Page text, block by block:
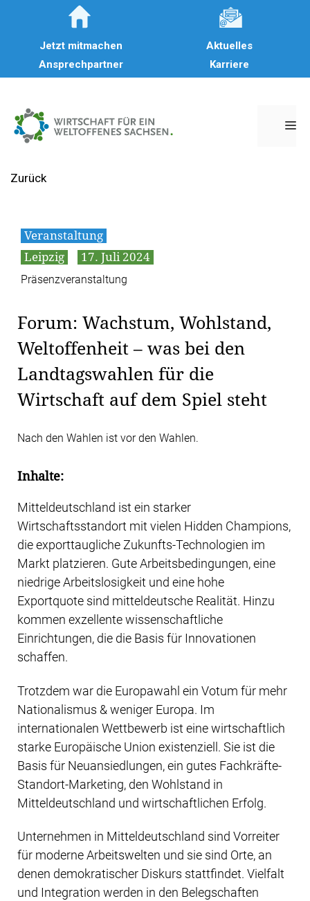
springenJetzt mitmachen
Aktuelles
Ansprechpartner
Karriere
Zurück
Veranstaltung
Leipzig
17. Juli 2024
Präsenzveranstaltung
Forum: Wachstum, Wohlstand,
Weltoffenheit – was bei den
Landtagswahlen für die
Wirtschaft auf dem Spiel steht
Nach den Wahlen ist vor den Wahlen.
Inhalte:
Mitteldeutschland ist ein starker
Wirtschaftsstandort mit vielen Hidden Champions,
die exporttaugliche Zukunfts-Technologien im
Markt platzieren. Gute Arbeitsbedingungen, eine
niedrige Arbeitslosigkeit und eine hohe
Exportquote sind mitteldeutsche Realität. Hinzu
kommen exzellente wissenschaftliche
Einrichtungen, die die Basis für Innovationen
schaffen.
Trotzdem war die Europawahl ein Votum für mehr
Nationalismus & weniger Europa. Im
internationalen Wettbewerb ist eine wirtschaftlich
starke Europäische Union existenziell. Sie ist die
Basis für Neuansiedlungen, ein gutes Fachkräfte-
Standort-Marketing, den Wohlstand in
Mitteldeutschland und wirtschaftlichen Erfolg.
Unternehmen in Mitteldeutschland sind Vorreiter
für moderne Arbeitswelten und sie sind Orte, an
denen demokratischer Diskurs stattfindet. Vielfalt
und Integration werden in den Belegschaften